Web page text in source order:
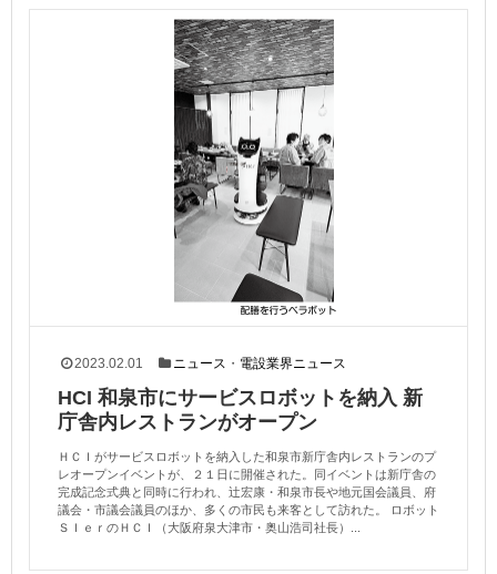
2023.02.01 ニュース ・ 電設業界ニュース
HCI 和泉市にサービスロボットを納入 新
庁舎内レストランがオープン
ＨＣＩがサービスロボットを納入した和泉市新庁舎内レストランのプ
レオープンイベントが、２１日に開催された。同イベントは新庁舎の
完成記念式典と同時に行われ、辻宏康・和泉市長や地元国会議員、府
議会・市議会議員のほか、多くの市民も来客として訪れた。 ロボット
ＳＩｅｒのＨＣＩ（大阪府泉大津市・奥山浩司社長）...